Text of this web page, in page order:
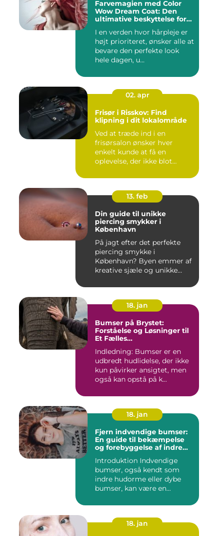
Farvemagien med Color
Wow Dream Coat: Den
ultimative beskyttelse for
I en verden hvor hårpleje er
højt prioriteret, ønsker alle at
bevare den perfekte look
hele dagen, u...
02. apr
Frisør i Risskov: Find
klipning i dit lokalområde
Ved at træde ind i en
frisørsalon ønsker hver
enkelt kunde at få en
oplevelse, der ikke blot
13. feb
Din guide til unikke
piercing smykker i
København
På jagt efter det perfekte
piercing smykke i
København? Byen emmer af
kreative sjæle og unikke
18. jan
Bumser på Brystet:
Forståelse og Løsninger til
Et Fælles
Indledning: Bumser er en
udbredt hudlidelse, der ikke
kun påvirker ansigtet, men
også kan opstå på k...
18. jan
Fjern indvendige bumser:
En guide til bekæmpelse
og forebyggelse af indre
Introduktion Indvendige
bumser, også kendt som
indre hudorme eller dybe
bumser, kan være en
18. jan